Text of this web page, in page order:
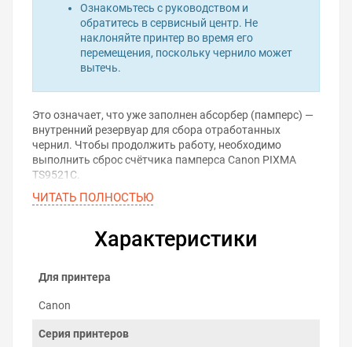
Ознакомьтесь с руководством и
обратитесь в сервисный центр. Не
наклоняйте принтер во время его
перемещения, поскольку чернило может
вытечь.
Это означает, что уже заполнен абсорбер (памперс) —
внутренний резервуар для сбора отработанных
чернил. Чтобы продолжить работу, необходимо
выполнить сброс счётчика памперса Canon PIXMA
TS9521C.
Проблема решается с помощью программы для сброса
рабочее состояние — без вскрытия корпуса и визита в
Скачать программу для
ЧИТАТЬ ПОЛНОСТЬЮ
Характеристики
Для принтера
Canon
Серия принтеров